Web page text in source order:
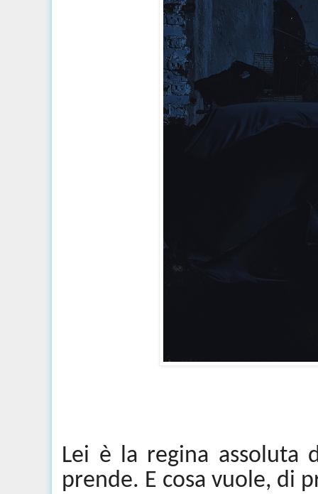
Lei è la regina assoluta
prende. E cosa vuole, di